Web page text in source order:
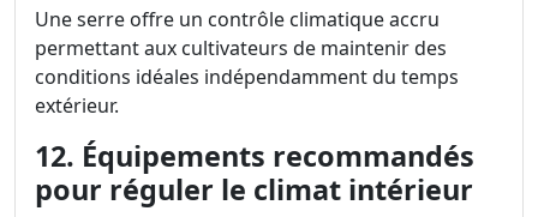
Une serre offre un contrôle climatique accru
permettant aux cultivateurs de maintenir des
conditions idéales indépendamment du temps
extérieur.
12. Équipements recommandés
pour réguler le climat intérieur